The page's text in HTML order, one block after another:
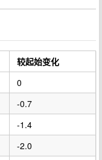
较起始变化
0
-0.7
-1.4
-2.0